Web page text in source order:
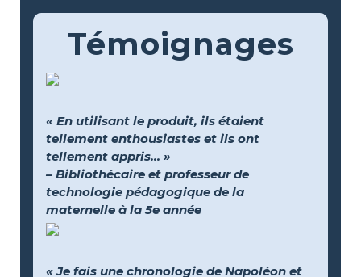
Témoignages
« En utilisant le produit, ils étaient
tellement enthousiastes et ils ont
tellement appris... »
– Bibliothécaire et professeur de
technologie pédagogique de la
maternelle à la 5e année
« Je fais une chronologie de Napoléon et